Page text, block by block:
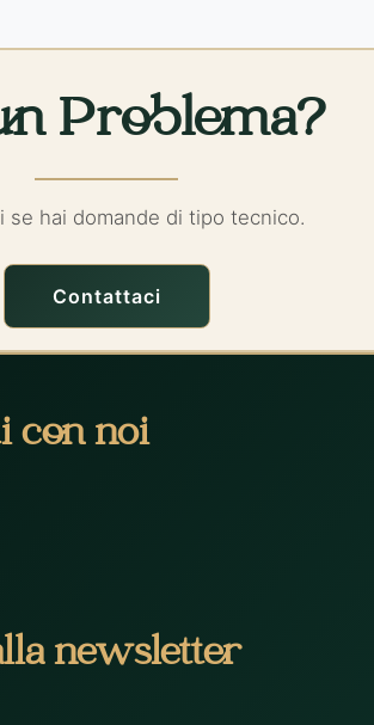
Problema?
se hai domande di tipo tecnico.
Contattaci
con noi
newsletter